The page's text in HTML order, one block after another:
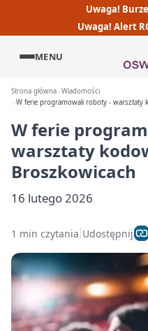
Uwaga!
Uwaga! Alert
MENU
Strona główna Wiadomości
W ferie programowali roboty - warsztaty
W ferie
warsztaty
Broszkowicach
16 lutego 2026
1 min czytania Udostępnij